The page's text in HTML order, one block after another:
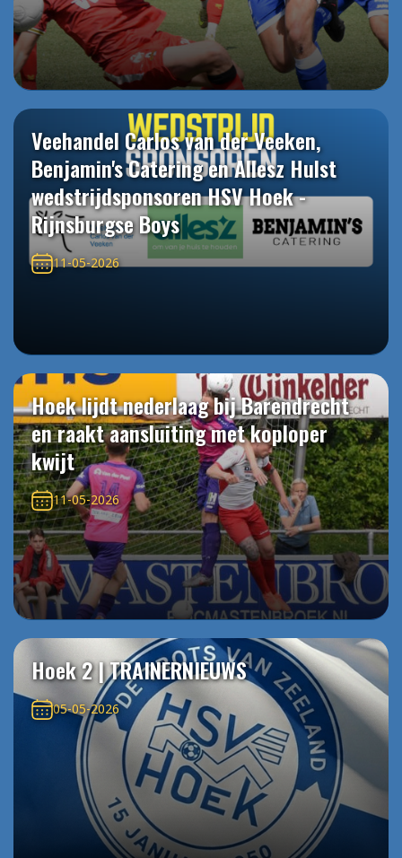
Veehandel Carlos van der Veeken,
Benjamin's Catering en Allesz Hulst
wedstrijdsponsoren HSV Hoek -
Rijnsburgse Boys
11-05-2026
Hoek lijdt nederlaag bij Barendrecht
en raakt aansluiting met koploper
kwijt
11-05-2026
Hoek 2 | TRAINERNIEUWS
05-05-2026